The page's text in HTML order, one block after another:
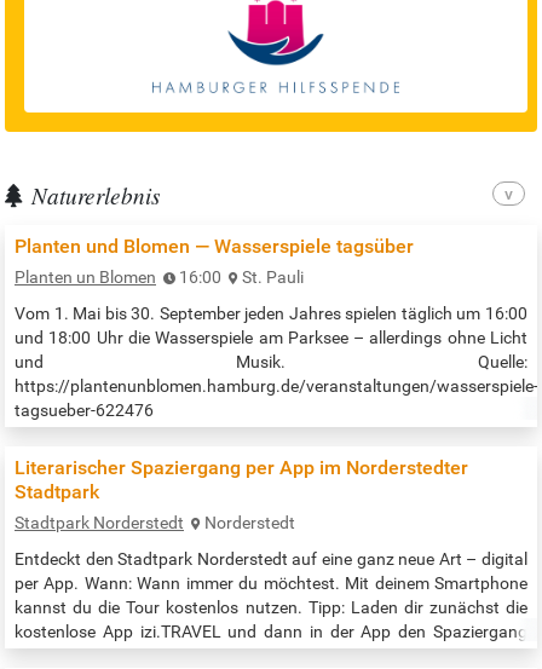
Naturerlebnis
Planten und Blomen — Wasserspiele tagsüber
Planten un Blomen 16:00
St. Pauli
Vom 1. Mai bis 30. September jeden Jahres spielen täglich um 16:00
und 18:00 Uhr die Wasserspiele am Parksee – allerdings ohne Licht
und Musik. Quelle:
https://plantenunblomen.hamburg.de/veranstaltungen/wasserspiele-
tagsueber-622476
Literarischer Spaziergang per App im Norderstedter
Stadtpark
Stadtpark Norderstedt
Norderstedt
Entdeckt den Stadtpark Norderstedt auf eine ganz neue Art – digital
per App. Wann: Wann immer du möchtest. Mit deinem Smartphone
kannst du die Tour kostenlos nutzen. Tipp: Laden dir zunächst die
kostenlose App izi.TRAVEL und dann in der App den Spaziergang